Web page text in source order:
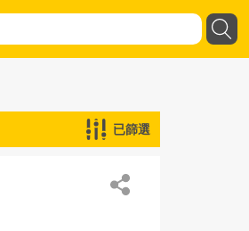
已篩選